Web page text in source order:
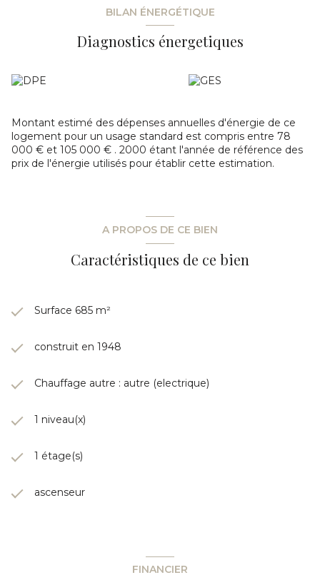
Présence de panneaux solaires en toiture, apportant un
atout supplémentaire en matière d’efficacité énergétique.
Prix de vente : 950 000 € FAI
Immeuble entièrement loué
Revenus sécurisés et réguliers
Compteurs individuels (eau et électricité)
Panneaux solaires
Secteur dynamique avec demande locative soutenue
Pour plus d’informations ou organiser une visite, merci de
nous contacter.
BILAN ÉNERGÉTIQUE
Diagnostics énergetiques
Montant estimé des dépenses annuelles d'énergie de ce
logement pour un usage standard est compris entre 78
000 € et 105 000 € . 2000 étant l'année de référence des
prix de l'énergie utilisés pour établir cette estimation.
A PROPOS DE CE BIEN
Caractéristiques de ce bien
Surface 685 m²
construit en 1948
Chauffage autre : autre (electrique)
1 niveau(x)
1 étage(s)
ascenseur
FINANCIER